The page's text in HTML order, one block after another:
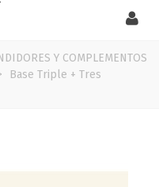
Y COMPLEMENTOS
Base Triple + Tres